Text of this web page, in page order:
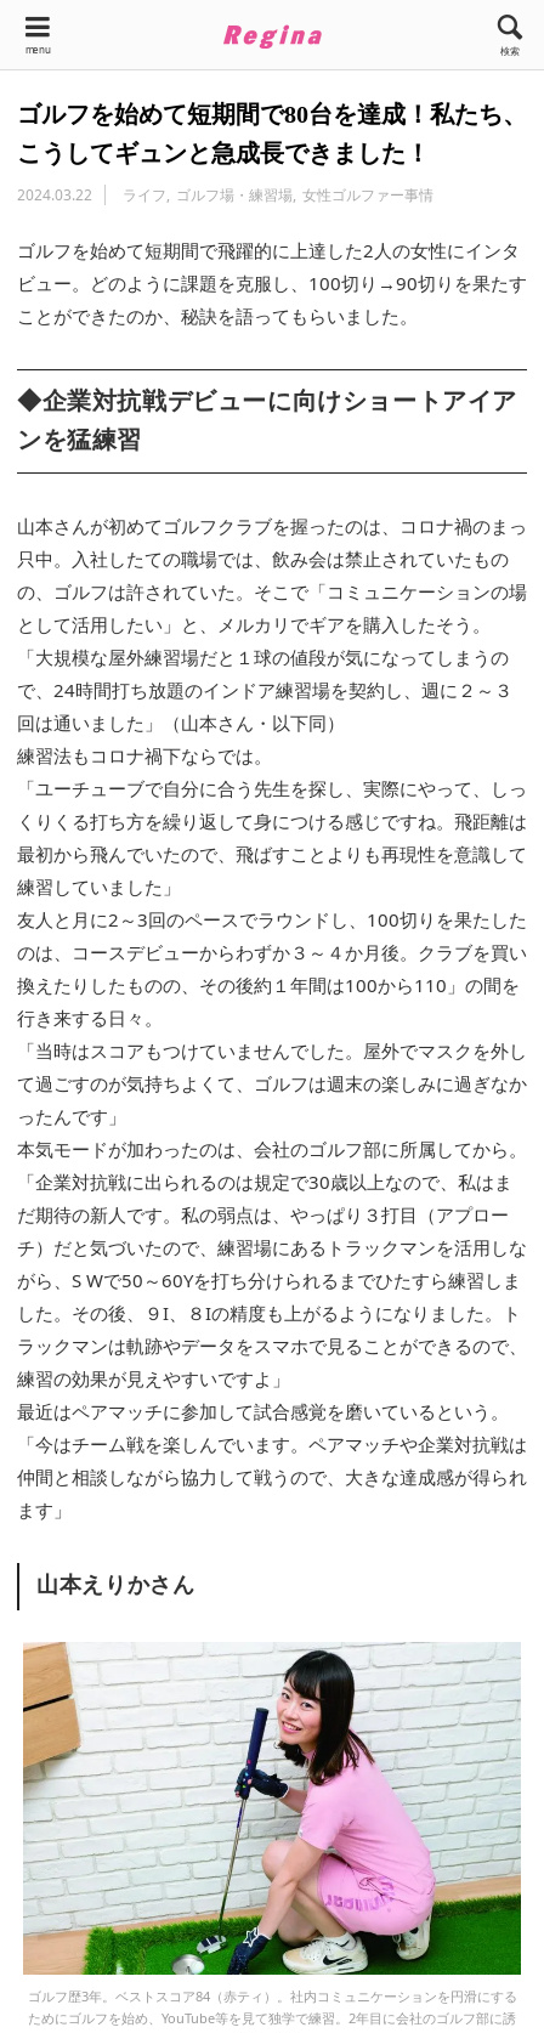
menu 検索
ゴルフを始めて短期間で80台を達成！私たち、
こうしてギュンと急成長できました！
2024.03.22 ライフ ゴルフ場・練習場 女性ゴルファー事情
ゴルフを始めて短期間で飛躍的に上達した2人の女性にインタ
ビュー。どのように課題を克服し、100切り→90切りを果たす
ことができたのか、秘訣を語ってもらいました。
◆企業対抗戦デビューに向けショートアイア
ンを猛練習
山本さんが初めてゴルフクラブを握ったのは、コロナ禍のまっ
只中。入社したての職場では、飲み会は禁止されていたもの
の、ゴルフは許されていた。そこで「コミュニケーションの場
として活用したい」と、メルカリでギアを購入したそう。
「大規模な屋外練習場だと１球の値段が気になってしまうの
で、24時間打ち放題のインドア練習場を契約し、週に２～３
回は通いました」（山本さん・以下同）
練習法もコロナ禍下ならでは。
「ユーチューブで自分に合う先生を探し、実際にやって、しっ
くりくる打ち方を繰り返して身につける感じですね。飛距離は
最初から飛んでいたので、飛ばすことよりも再現性を意識して
練習していました」
友人と月に2～3回のペースでラウンドし、100切りを果たした
のは、コースデビューからわずか３～４か月後。クラブを買い
換えたりしたものの、その後約１年間は100から110」の間を
行き来する日々。
「当時はスコアもつけていませんでした。屋外でマスクを外し
て過ごすのが気持ちよくて、ゴルフは週末の楽しみに過ぎなか
ったんです」
本気モードが加わったのは、会社のゴルフ部に所属してから。
「企業対抗戦に出られるのは規定で30歳以上なので、私はま
だ期待の新人です。私の弱点は、やっぱり３打目（アプロー
チ）だと気づいたので、練習場にあるトラックマンを活用しな
がら、S Wで50～60Yを打ち分けられるまでひたすら練習しま
した。その後、９I、８Iの精度も上がるようになりました。ト
ラックマンは軌跡やデータをスマホで見ることができるので、
練習の効果が見えやすいですよ」
最近はペアマッチに参加して試合感覚を磨いているという。
「今はチーム戦を楽しんでいます。ペアマッチや企業対抗戦は
仲間と相談しながら協力して戦うので、大きな達成感が得られ
ます」
山本えりかさん
ゴルフ歴3年。ベストスコア84（赤ティ）。社内コミュニケーションを円滑にする
ためにゴルフを始め、YouTube等を見て独学で練習。2年目に会社のゴルフ部に誘